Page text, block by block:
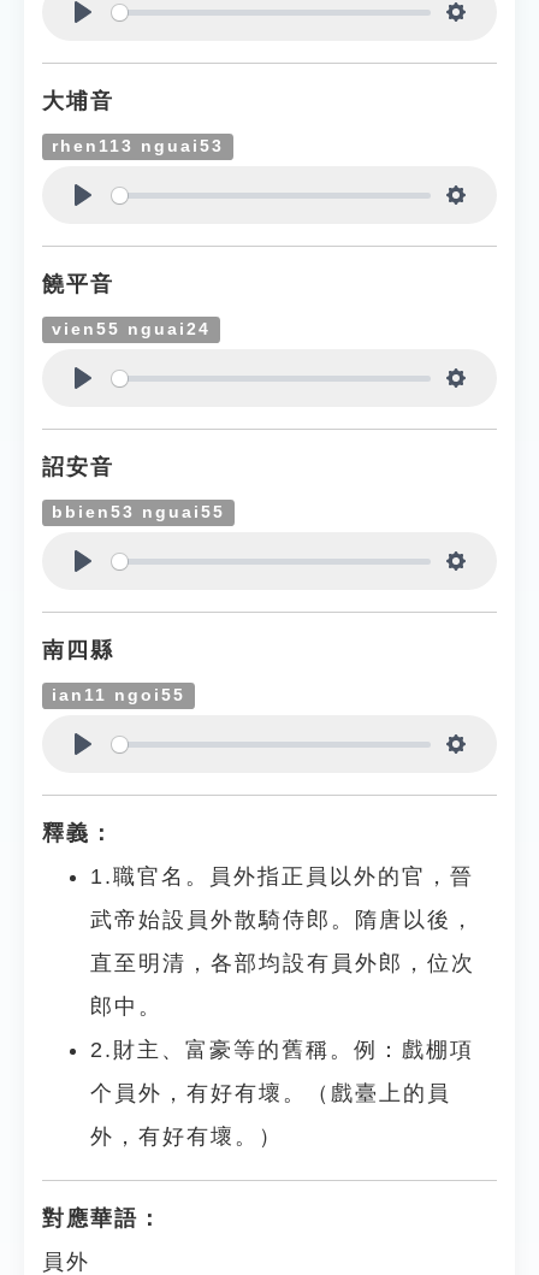
大埔音
rhen113 nguai53
饒平音
vien55 nguai24
詔安音
bbien53 nguai55
南四縣
ian11 ngoi55
釋義：
1.職官名。員外指正員以外的官，晉
武帝始設員外散騎侍郎。隋唐以後，
直至明清，各部均設有員外郎，位次
郎中。
2.財主、富豪等的舊稱。例：戲棚項
个員外，有好有壞。（戲臺上的員
外，有好有壞。）
對應華語：
員外